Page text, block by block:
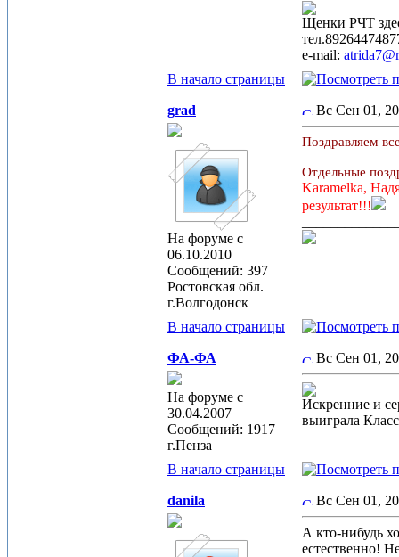
Щенки РЧТ
e-mail:
В начало страницы
grad
На форуме с
06.10.2010
Сообщений: 397
Ростовская обл.
г.Волгодонск
Вс Сен 01,
Поздравляем
Отдельные
Karamelka,
результат!!!
В начало страницы
ФА-ФА
На форуме с
30.04.2007
Сообщений: 1917
г.Пенза
Вс Сен 01,
Искренние и
выиграла
В начало страницы
danila Вс Сен 01,
А кто-нибудь
естественно!